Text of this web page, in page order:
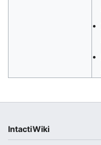
IntactiWiki